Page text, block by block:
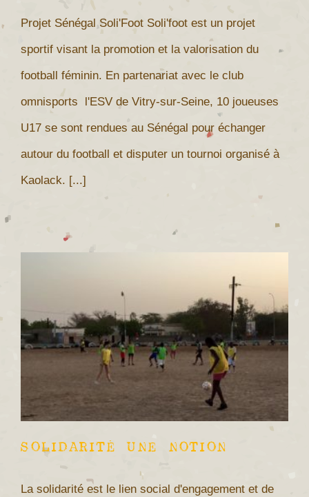
Projet Sénégal Soli'Foot Soli'foot est un projet
sportif visant la promotion et la valorisation du
football féminin. En partenariat avec le club
omnisports l'ESV de Vitry-sur-Seine, 10 joueuses
U17 se sont rendues au Sénégal pour échanger
autour du football et disputer un tournoi organisé à
Kaolack. [...]
Solidarité une notion
La solidarité est le lien social d'engagement et de